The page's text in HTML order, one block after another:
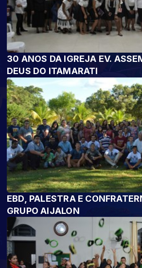
30 ANOS DA IGREJA EV.
DEUS DO ITAMARATI
EBD, PALESTRA E
GRUPO AIJALON